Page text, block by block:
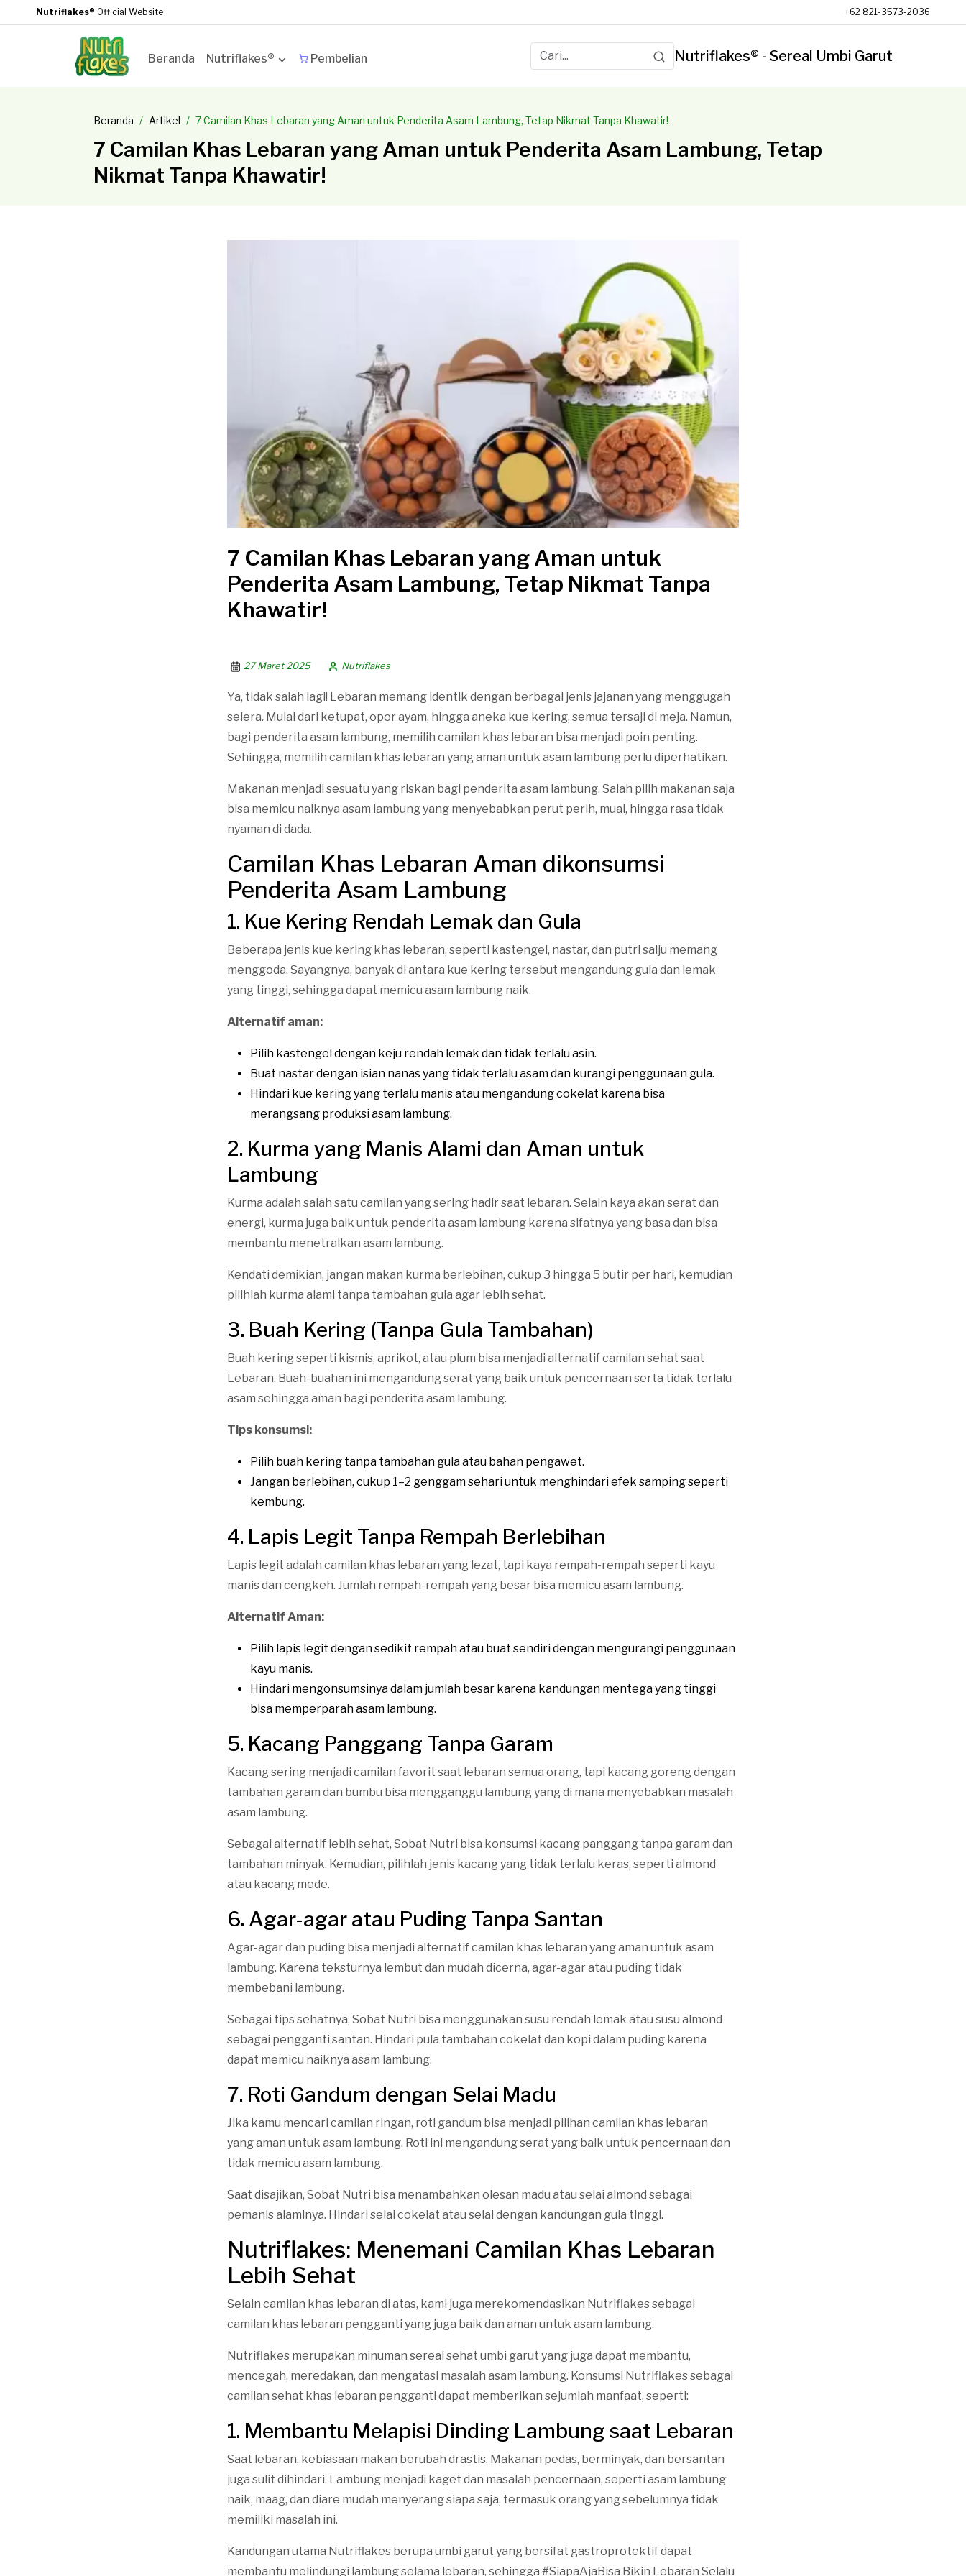
Nutriflakes® Official Website +62 821-3573-2036
Beranda Nutriflakes® Pembelian Nutriflakes® - Sereal Umbi Garut
Beranda Artikel 7 Camilan Khas Lebaran yang Aman untuk Penderita Asam Lambung, Tetap Nikmat Tanpa Khawatir!
7 Camilan Khas Lebaran yang Aman untuk Penderita Asam Lambung, Tetap
Nikmat Tanpa Khawatir!
7 Camilan Khas Lebaran yang Aman untuk
Penderita Asam Lambung, Tetap Nikmat Tanpa
Khawatir!
27 Maret 2025 Nutriflakes
Ya, tidak salah lagi! Lebaran memang identik dengan berbagai jenis jajanan yang menggugah
selera. Mulai dari ketupat, opor ayam, hingga aneka kue kering, semua tersaji di meja. Namun,
bagi penderita asam lambung, memilih camilan khas lebaran bisa menjadi poin penting.
Sehingga, memilih camilan khas lebaran yang aman untuk asam lambung perlu diperhatikan.
Makanan menjadi sesuatu yang riskan bagi penderita asam lambung. Salah pilih makanan saja
bisa memicu naiknya asam lambung yang menyebabkan perut perih, mual, hingga rasa tidak
nyaman di dada.
Camilan Khas Lebaran Aman dikonsumsi
Penderita Asam Lambung
1. Kue Kering Rendah Lemak dan Gula
Beberapa jenis kue kering khas lebaran, seperti kastengel, nastar, dan putri salju memang
menggoda. Sayangnya, banyak di antara kue kering tersebut mengandung gula dan lemak
yang tinggi, sehingga dapat memicu asam lambung naik.
Alternatif aman:
Pilih kastengel dengan keju rendah lemak dan tidak terlalu asin.
Buat nastar dengan isian nanas yang tidak terlalu asam dan kurangi penggunaan gula.
Hindari kue kering yang terlalu manis atau mengandung cokelat karena bisa
merangsang produksi asam lambung.
2. Kurma yang Manis Alami dan Aman untuk
Lambung
Kurma adalah salah satu camilan yang sering hadir saat lebaran. Selain kaya akan serat dan
energi, kurma juga baik untuk penderita asam lambung karena sifatnya yang basa dan bisa
membantu menetralkan asam lambung.
Kendati demikian, jangan makan kurma berlebihan, cukup 3 hingga 5 butir per hari, kemudian
pilihlah kurma alami tanpa tambahan gula agar lebih sehat.
3. Buah Kering (Tanpa Gula Tambahan)
Buah kering seperti kismis, aprikot, atau plum bisa menjadi alternatif camilan sehat saat
Lebaran. Buah-buahan ini mengandung serat yang baik untuk pencernaan serta tidak terlalu
asam sehingga aman bagi penderita asam lambung.
Tips konsumsi:
Pilih buah kering tanpa tambahan gula atau bahan pengawet.
Jangan berlebihan, cukup 1–2 genggam sehari untuk menghindari efek samping seperti
kembung.
4. Lapis Legit Tanpa Rempah Berlebihan
Lapis legit adalah camilan khas lebaran yang lezat, tapi kaya rempah-rempah seperti kayu
manis dan cengkeh. Jumlah rempah-rempah yang besar bisa memicu asam lambung.
Alternatif Aman:
Pilih lapis legit dengan sedikit rempah atau buat sendiri dengan mengurangi penggunaan
kayu manis.
Hindari mengonsumsinya dalam jumlah besar karena kandungan mentega yang tinggi
bisa memperparah asam lambung.
5. Kacang Panggang Tanpa Garam
Kacang sering menjadi camilan favorit saat lebaran semua orang, tapi kacang goreng dengan
tambahan garam dan bumbu bisa mengganggu lambung yang di mana menyebabkan masalah
asam lambung.
Sebagai alternatif lebih sehat, Sobat Nutri bisa konsumsi kacang panggang tanpa garam dan
tambahan minyak. Kemudian, pilihlah jenis kacang yang tidak terlalu keras, seperti almond
atau kacang mede.
6. Agar-agar atau Puding Tanpa Santan
Agar-agar dan puding bisa menjadi alternatif camilan khas lebaran yang aman untuk asam
lambung. Karena teksturnya lembut dan mudah dicerna, agar-agar atau puding tidak
membebani lambung.
Sebagai tips sehatnya, Sobat Nutri bisa menggunakan susu rendah lemak atau susu almond
sebagai pengganti santan. Hindari pula tambahan cokelat dan kopi dalam puding karena
dapat memicu naiknya asam lambung.
7. Roti Gandum dengan Selai Madu
Jika kamu mencari camilan ringan, roti gandum bisa menjadi pilihan camilan khas lebaran
yang aman untuk asam lambung. Roti ini mengandung serat yang baik untuk pencernaan dan
tidak memicu asam lambung.
Saat disajikan, Sobat Nutri bisa menambahkan olesan madu atau selai almond sebagai
pemanis alaminya. Hindari selai cokelat atau selai dengan kandungan gula tinggi.
Nutriflakes: Menemani Camilan Khas Lebaran
Lebih Sehat
Selain camilan khas lebaran di atas, kami juga merekomendasikan Nutriflakes sebagai
camilan khas lebaran pengganti yang juga baik dan aman untuk asam lambung.
Nutriflakes merupakan minuman sereal sehat umbi garut yang juga dapat membantu,
mencegah, meredakan, dan mengatasi masalah asam lambung. Konsumsi Nutriflakes sebagai
camilan sehat khas lebaran pengganti dapat memberikan sejumlah manfaat, seperti:
1. Membantu Melapisi Dinding Lambung saat Lebaran
Saat lebaran, kebiasaan makan berubah drastis. Makanan pedas, berminyak, dan bersantan
juga sulit dihindari. Lambung menjadi kaget dan masalah pencernaan, seperti asam lambung
naik, maag, dan diare mudah menyerang siapa saja, termasuk orang yang sebelumnya tidak
memiliki masalah ini.
Kandungan utama Nutriflakes berupa umbi garut yang bersifat gastroprotektif dapat
membantu melindungi lambung selama lebaran, sehingga #SiapaAjaBisa Bikin Lebaran Selalu